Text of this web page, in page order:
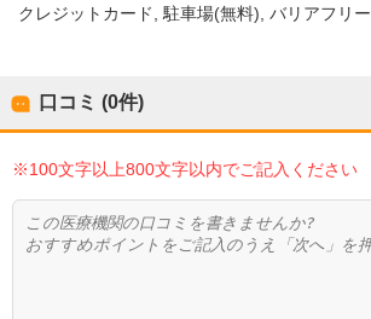
クレジットカード 駐車場(無料) バリアフリー
口コミ (0件)
※100文字以上800文字以内でご記入ください